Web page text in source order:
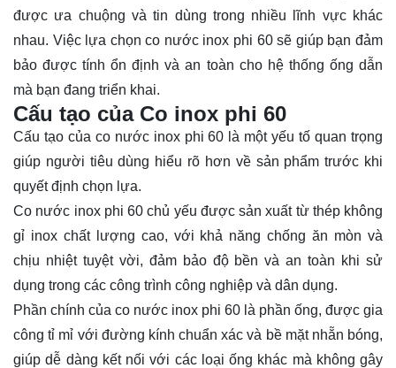
được ưa chuộng và tin dùng trong nhiều lĩnh vực khác
nhau. Việc lựa chọn co nước inox phi 60 sẽ giúp bạn đảm
bảo được tính ổn định và an toàn cho hệ thống ống dẫn
mà bạn đang triển khai.
Cấu tạo của Co inox phi 60
Cấu tạo của co nước inox phi 60 là một yếu tố quan trọng
giúp người tiêu dùng hiểu rõ hơn về sản phẩm trước khi
quyết định chọn lựa.
Co nước inox phi 60 chủ yếu được sản xuất từ thép không
gỉ inox chất lượng cao, với khả năng chống ăn mòn và
chịu nhiệt tuyệt vời, đảm bảo độ bền và an toàn khi sử
dụng trong các công trình công nghiệp và dân dụng.
Phần chính của co nước inox phi 60 là phần ống, được gia
công tỉ mỉ với đường kính chuẩn xác và bề mặt nhẵn bóng,
giúp dễ dàng kết nối với các loại ống khác mà không gây